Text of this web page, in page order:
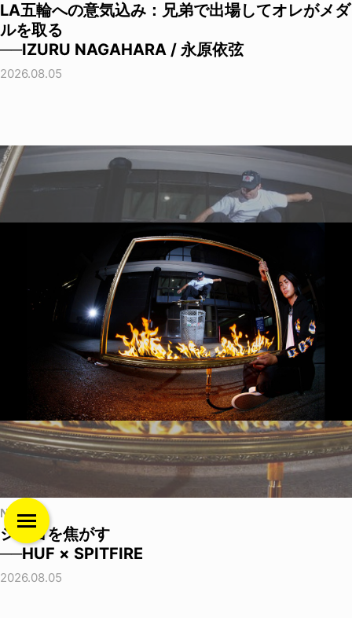
LA五輪への意気込み：兄弟で出場してオレがメダ
ルを取る
──IZURU NAGAHARA / 永原依弦
2026.08.05
NEWS
シカゴを焦がす
──HUF × SPITFIRE
2026.08.05